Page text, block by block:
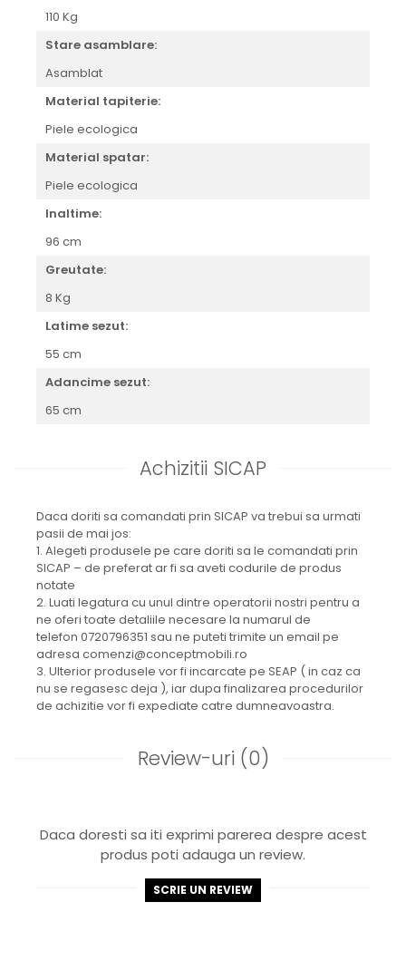
110 Kg
Stare asamblare:
Asamblat
Material tapiterie:
Piele ecologica
Material spatar:
Piele ecologica
Inaltime:
96 cm
Greutate:
8 Kg
Latime sezut:
55 cm
Adancime sezut:
65 cm
Achizitii SICAP
Daca doriti sa comandati prin SICAP va trebui sa urmati
pasii de mai jos:
1. Alegeti produsele pe care doriti sa le comandati prin
SICAP – de preferat ar fi sa aveti codurile de produs
notate
2. Luati legatura cu unul dintre operatorii nostri pentru a
ne oferi toate detaliile necesare la numarul de
telefon 0720796351 sau ne puteti trimite un email pe
adresa comenzi@conceptmobili.ro
3. Ulterior produsele vor fi incarcate pe SEAP ( in caz ca
nu se regasesc deja ), iar dupa finalizarea procedurilor
de achizitie vor fi expediate catre dumneavoastra.
Review-uri (0)
Daca doresti sa iti exprimi parerea despre acest
produs poti adauga un review.
SCRIE UN REVIEW